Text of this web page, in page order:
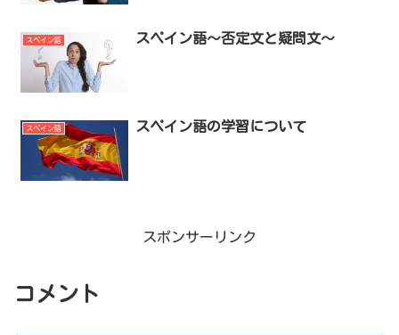
スペイン語 スペイン語～否定文と疑問文～
スペイン語 スペイン語の学習について
スポンサーリンク
コメント